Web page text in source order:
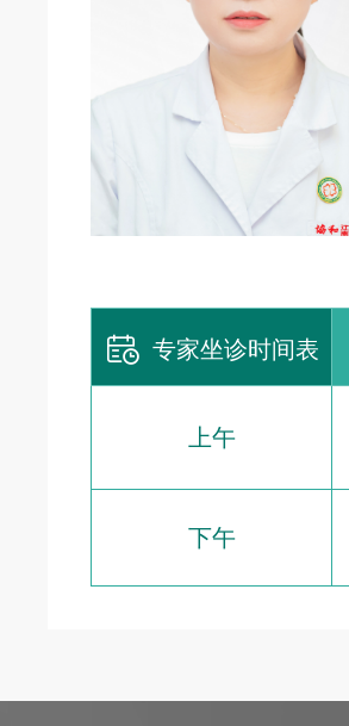
 专家坐诊时间表
上午
下午